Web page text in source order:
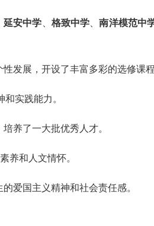
延安中学 格致中学 、南洋模范中
发展，开设了丰富多彩的选修课程
实践能力。
养了一大批优秀人才。
养和人文情怀。
爱国主义精神和社会责任感。